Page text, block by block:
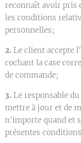
reconnaît avoir pris
les conditions
personnelles;
2. Le client accepte
cochant la case
de commande;
3. Le responsable
mettre à jour et de
n'importe quand et
présentes